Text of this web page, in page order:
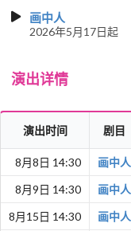
画中人
2026年5月17日起
演出详情
演出时间 剧目
8月8日 14:30 画中人
8月9日 14:30
画中人
8月15日 14:30
画中人